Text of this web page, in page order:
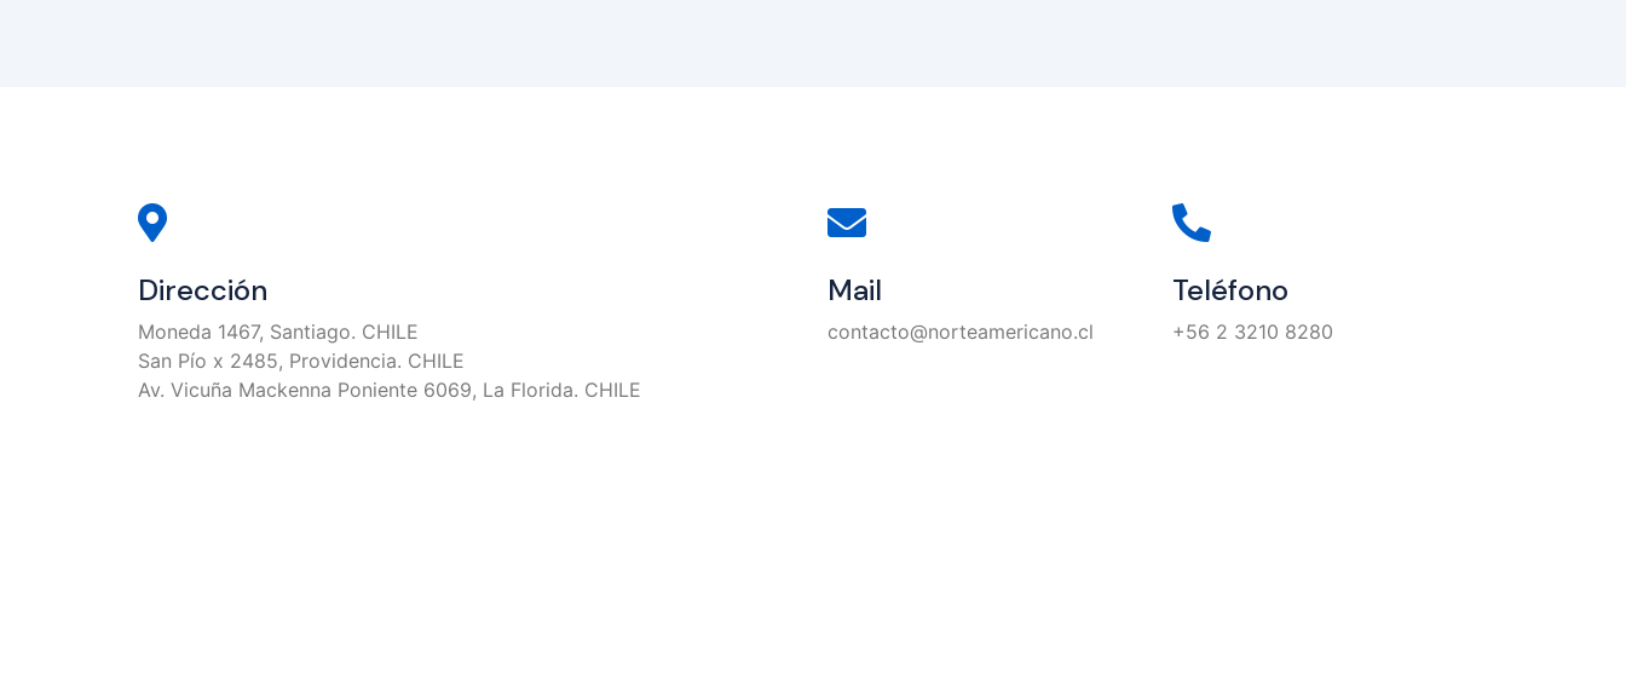
Dirección
Moneda 1467, Santiago. CHILE
San Pío x 2485, Providencia. CHILE
Av. Vicuña Mackenna Poniente 6069, La Florida. CHILE
Mail
contacto@norteamericano.cl
Teléfono
+56 2 3210 8280